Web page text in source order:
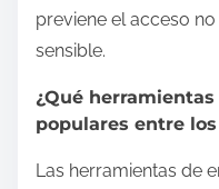
previene el acceso
sensible.
¿Qué
populares entre
Las herramientas de